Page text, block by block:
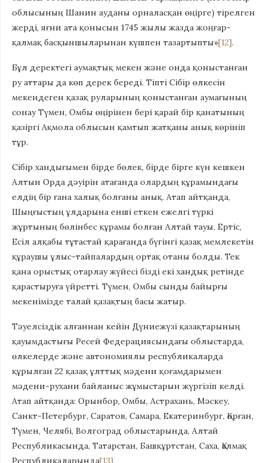
облысының Шанин ауданы орналасқан өңірге) тірелген
жерді, яғни ата қонысын 1745 жылы жазда жоңғар-
қалмақ басқыншыларынан күшпен тазартыпты»[12].
Бұл деректегі аумақтық мекен және онда қоныстанған
ру аттары да көп дерек береді. Тіпті Сібір өлкесін
мекендеген қазақ руларының қоныстанған аумағының
сонау Түмен, Омбы өңірінен бері қарай бір қанатының
қазіргі Ақмола облысын қамтып жатқаны анық көрініп
тұр.
Сібір хандығымен бірде бөлек, бірде бірге күн кешкен
Алтын Орда дәуірін атағанда олардың құрамындағы
елдің бір ғана халық болғаны анық. Атап айтқанда,
Шыңғыстың ұлдарына енші еткен ежелгі түркі
жұртының бөлінбес құрамы болған Алтай тауы, Ертіс,
Есіл алқабы тұтастай қарағанда бүгінгі қазақ мемлекетін
құраушы ұлыс-тайпалардың ортақ отаны болды. Тек
қана орыстық отарлау жүйесі бізді екі хандық ретінде
қарастыруға үйретті. Түмен, Омбы сынды байырғы
мекенімізде талай қазақтың басы жатыр.
Тәуелсіздік алғаннан кейін Дүниежүзі қазақтарының
қауымдастығы Ресей Федерациясындағы облыстарда,
өлкелерде және автономиялы республикаларда
құрылған 22 қазақ ұлттық мәдени қоғамдарымен
мәдени-рухани байланыс жұмыстарын жүргізіп келді.
Атап айтқанда: Орынбор, Омбы, Астрахань, Мәскеу,
Санкт-Петербург, Саратов, Самара, Екатеринбург, Қорған,
Түмен, Челябі, Волгоград облыстарында, Алтай
Республикасында, Татарстан, Башқұртстан, Саха, Қалмақ
Республикаларында[13].